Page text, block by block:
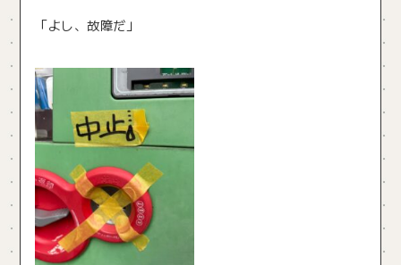
「よし、故障だ」